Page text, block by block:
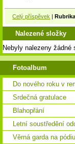
Celý příspěvek |
Nalezené složky
Nebyly nalezeny žádné
Fotoalbum
Do nového roku v
Srdečná gratulace
Blahopřání
Letní soustředění
Věrná garda na